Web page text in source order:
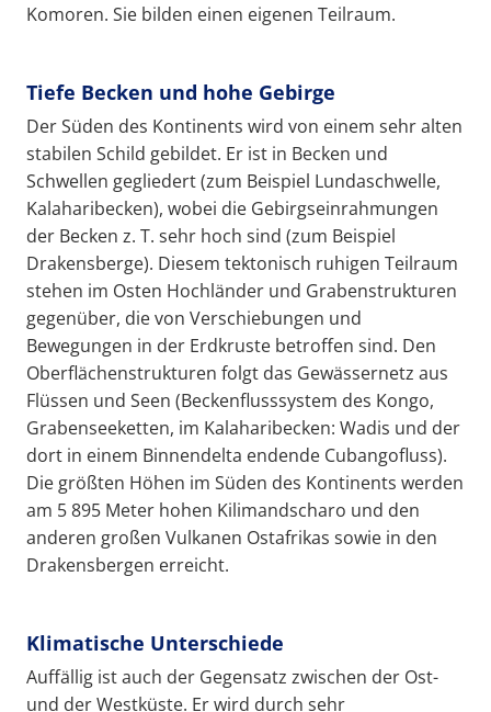
Komoren. Sie bilden einen eigenen Teilraum.
Tiefe Becken und hohe Gebirge
Der Süden des Kontinents wird von einem sehr alten
stabilen Schild gebildet. Er ist in Becken und
Schwellen gegliedert (zum Beispiel Lundaschwelle,
Kalaharibecken), wobei die Gebirgseinrahmungen
der Becken z. T. sehr hoch sind (zum Beispiel
Drakensberge). Diesem tektonisch ruhigen Teilraum
stehen im Osten Hochländer und Grabenstrukturen
gegenüber, die von Verschiebungen und
Bewegungen in der Erdkruste betroffen sind. Den
Oberflächenstrukturen folgt das Gewässernetz aus
Flüssen und Seen (Beckenflusssystem des Kongo,
Grabenseeketten, im Kalaharibecken: Wadis und der
dort in einem Binnendelta endende Cubangofluss).
Die größten Höhen im Süden des Kontinents werden
am 5 895 Meter hohen Kilimandscharo und den
anderen großen Vulkanen Ostafrikas sowie in den
Drakensbergen erreicht.
Klimatische Unterschiede
Auffällig ist auch der Gegensatz zwischen der Ost-
und der Westküste. Er wird durch sehr